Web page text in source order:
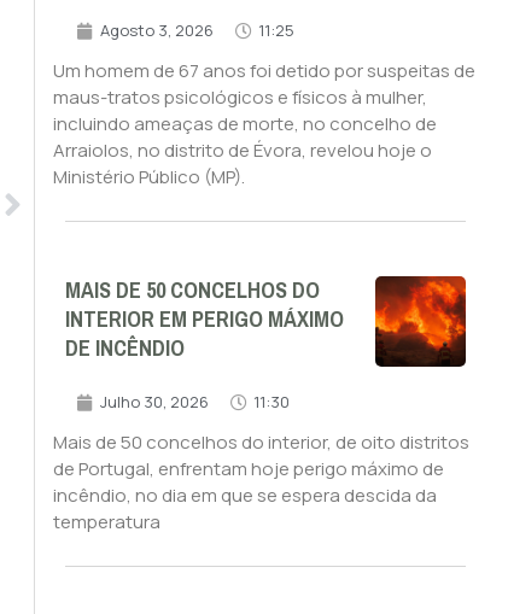
Agosto 3, 2026 11:25
Um homem de 67 anos foi detido por suspeitas de
maus-tratos psicológicos e físicos à mulher,
incluindo ameaças de morte, no concelho de
Arraiolos, no distrito de Évora, revelou hoje o
Ministério Público (MP).
MAIS DE 50 CONCELHOS DO
INTERIOR EM PERIGO MÁXIMO
DE INCÊNDIO
Julho 30, 2026 11:30
Mais de 50 concelhos do interior, de oito distritos
de Portugal, enfrentam hoje perigo máximo de
incêndio, no dia em que se espera descida da
temperatura